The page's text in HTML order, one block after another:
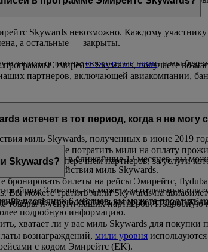
Skywards невозможно. Каждому
а остальные — закрыты.
запись оставить,свяжитесь с нами, и мы
Эмирейтс Skywards, получаете
наших партнеров, включающей авиакомпании,
Мили Skywards, срок действия
миль Skywards, полученных в июне 2019
истекает в ближайшие 12 месяцев, вы
срока действия миль Skywards.
3 месяца, вы можете за отдельную
последних 6 месяцев, вы можете
истечет в тот период, когда я не могу
вы можете потратить мили на оплату
с полным перечнем партнеров, за услуги
билеты на рейсы Эмирейтс,
Skywards, срок действия которых истекает
подробную информацию.
Skywards?
Вы можете тратить мили Skywards на
товары и услуги наших партнеров.
хватает ли у вас миль Skywards для
вознаграждений, мили уровня
с кодом Эмирейтс (EK).